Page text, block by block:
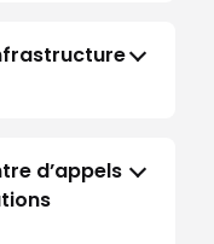
d’appels